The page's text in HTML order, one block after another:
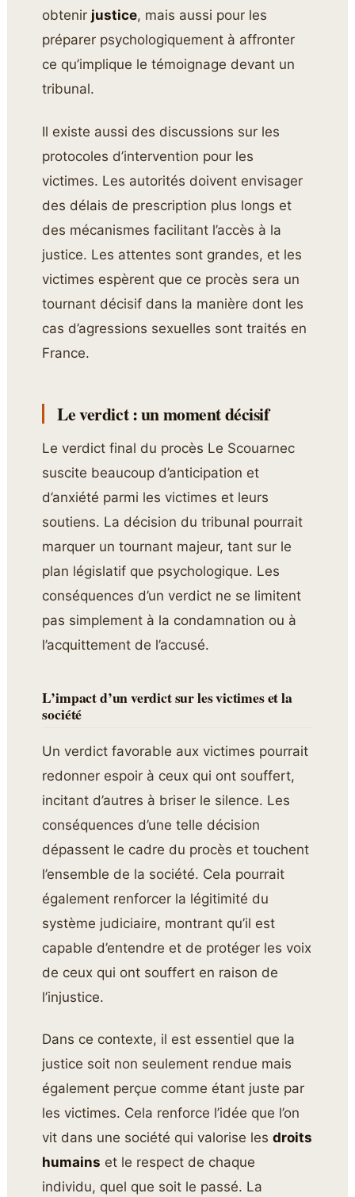
obtenir justice, mais aussi pour les
préparer psychologiquement à affronter
ce qu’implique le témoignage devant un
tribunal.
Il existe aussi des discussions sur les
protocoles d’intervention pour les
victimes. Les autorités doivent envisager
des délais de prescription plus longs et
des mécanismes facilitant l’accès à la
justice. Les attentes sont grandes, et les
victimes espèrent que ce procès sera un
tournant décisif dans la manière dont les
cas d’agressions sexuelles sont traités en
France.
Le verdict : un moment décisif
Le verdict final du procès Le Scouarnec
suscite beaucoup d’anticipation et
d’anxiété parmi les victimes et leurs
soutiens. La décision du tribunal pourrait
marquer un tournant majeur, tant sur le
plan législatif que psychologique. Les
conséquences d’un verdict ne se limitent
pas simplement à la condamnation ou à
l’acquittement de l’accusé.
L’impact d’un verdict sur les victimes et la
société
Un verdict favorable aux victimes pourrait
redonner espoir à ceux qui ont souffert,
incitant d’autres à briser le silence. Les
conséquences d’une telle décision
dépassent le cadre du procès et touchent
l’ensemble de la société. Cela pourrait
également renforcer la légitimité du
système judiciaire, montrant qu’il est
capable d’entendre et de protéger les voix
de ceux qui ont souffert en raison de
l’injustice.
Dans ce contexte, il est essentiel que la
justice soit non seulement rendue mais
également perçue comme étant juste par
les victimes. Cela renforce l’idée que l’on
vit dans une société qui valorise lesdroits
humains et le respect de chaque
individu, quel que soit le passé. La